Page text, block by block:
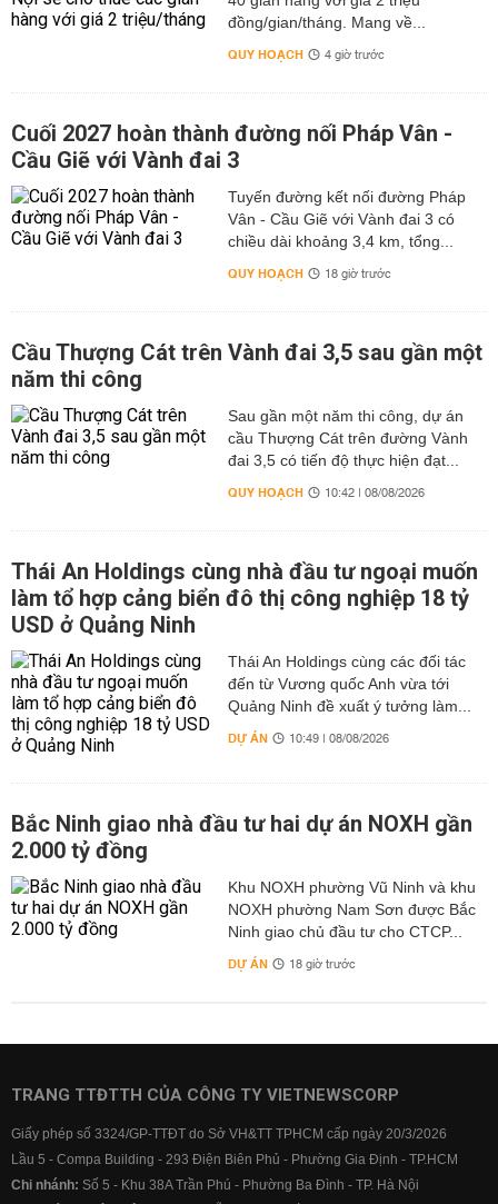
đồng/gian/tháng. Mang về...
QUY HOẠCH 4 giờ trước
Cuối 2027 hoàn thành đường nối Pháp Vân -
Cầu Giẽ với Vành đai 3
Tuyến đường kết nối đường Pháp
Vân - Cầu Giẽ với Vành đai 3 có
chiều dài khoảng 3,4 km, tổng...
QUY HOẠCH 18 giờ trước
Cầu Thượng Cát trên Vành đai 3,5 sau gần một
năm thi công
Sau gần một năm thi công, dự án
cầu Thượng Cát trên đường Vành
đai 3,5 có tiến độ thực hiện đạt...
QUY HOẠCH 10:42 | 08/08/2026
Thái An Holdings cùng nhà đầu tư ngoại muốn
làm tổ hợp cảng biển đô thị công nghiệp 18 tỷ
USD ở Quảng Ninh
Thái An Holdings cùng các đối tác
đến từ Vương quốc Anh vừa tới
Quảng Ninh đề xuất ý tưởng làm...
DỰ ÁN 10:49 | 08/08/2026
Bắc Ninh giao nhà đầu tư hai dự án NOXH gần
2.000 tỷ đồng
Khu NOXH phường Vũ Ninh và khu
NOXH phường Nam Sơn được Bắc
Ninh giao chủ đầu tư cho CTCP...
DỰ ÁN 18 giờ trước
TRANG TTĐTTH CỦA CÔNG TY VIETNEWSCORP
Giấy phép số 3324/GP-TTĐT do Sở VH&TT TPHCM cấp ngày 20/3/2026
Lầu 5 - Compa Building - 293 Điện Biên Phủ - Phường Gia Định - TP.HCM
Chi nhánh: Số 5 - Khu 38A Trần Phú - Phường Ba Đình - TP. Hà Nội